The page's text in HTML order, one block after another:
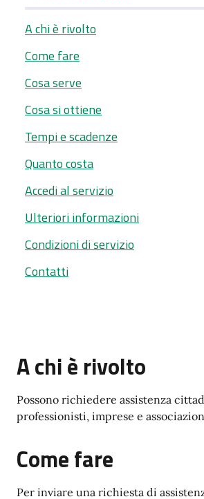
A chi è rivolto
Come fare
Cosa serve
Cosa si ottiene
Tempi e scadenze
Quanto costa
Accedi al servizio
Ulteriori informazioni
Condizioni di servizio
Contatti
A chi è rivolto
Possono richiedere assistenza
professionisti, imprese e
Come fare
Per inviare una richiesta di